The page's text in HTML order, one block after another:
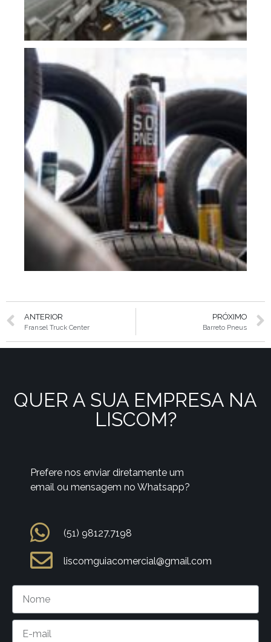
ANTERIOR
Fransel Truck Center
PRÓXIMO
Barreto Pneus
QUER A SUA EMPRESA NA
LISCOM?
Prefere nos enviar diretamente um
email ou mensagem no Whatsapp?
(51) 98127.7198
liscomguiacomercial@gmail.com